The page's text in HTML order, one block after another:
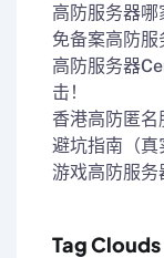
高防服务器
免备案高防服
高防服务器
击！
香港高防匿
避坑指南（真
游戏高防服
Tag Clouds